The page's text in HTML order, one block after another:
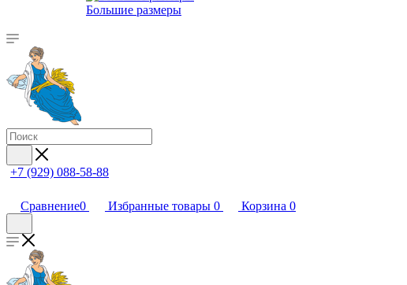
Большие размеры
+7 (929) 088-58-88
Сравнение0 Избранные товары 0 Корзина 0